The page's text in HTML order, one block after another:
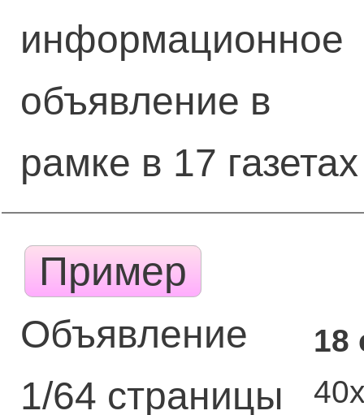
информационное
объявление в
рамке в 17 газетах
Пример
Объявление
1/64 страницы
18